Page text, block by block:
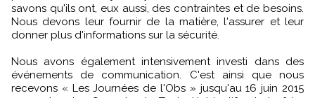
savons qu'ils ont, eux aussi, des contraintes et de besoins.
Nous devons leur fournir de la matière, l'assurer et leur
donner plus d'informations sur la sécurité.
Nous avons également intensivement investi dans des
événements de communication. C'est ainsi que nous
recevons « Les Journées de l'Obs » jusqu'au 16 juin 2015